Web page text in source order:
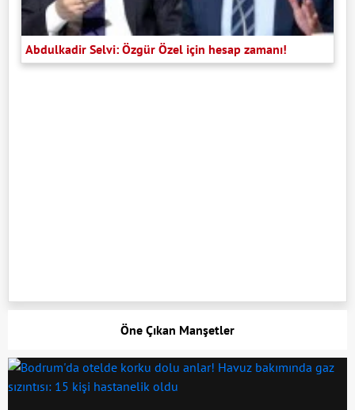
Abdulkadir Selvi: Özgür Özel için hesap zamanı!
Öne Çıkan Manşetler